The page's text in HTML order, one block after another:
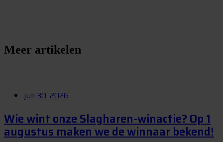
Meer artikelen
juli 30, 2026
Wie wint onze Slagharen-winactie? Op 1
augustus maken we de winnaar bekend!